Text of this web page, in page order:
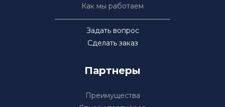
Как мы работаем
Задать вопрос
Сделать заказ
Партнеры
Преимущества